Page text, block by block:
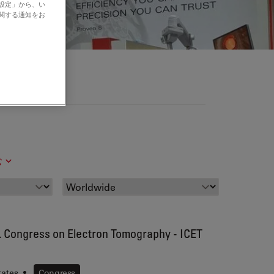
Congress on Electron Tomography - ICET
定」から、い
する通知をお